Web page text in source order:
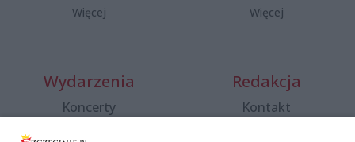
Więcej Więcej
Wydarzenia
Koncerty
Redakcja
Kontakt